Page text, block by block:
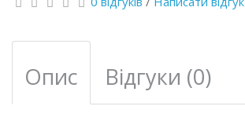
Опис Відгуки (0)